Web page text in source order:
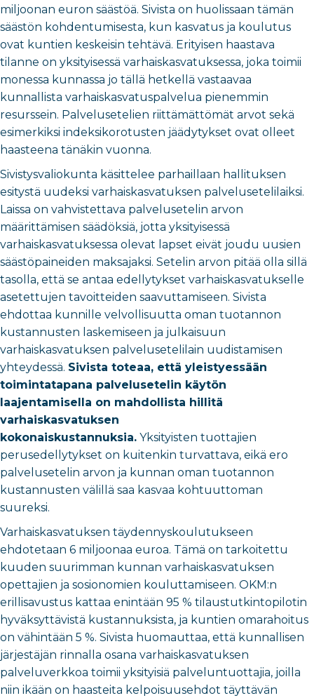
miljoonan euron säästöä. Sivista on huolissaan tämän
säästön kohdentumisesta, kun kasvatus ja koulutus
ovat kuntien keskeisin tehtävä. Erityisen haastava
tilanne on yksityisessä varhaiskasvatuksessa, joka toimii
monessa kunnassa jo tällä hetkellä vastaavaa
kunnallista varhaiskasvatuspalvelua pienemmin
resurssein. Palvelusetelien riittämättömät arvot sekä
esimerkiksi indeksikorotusten jäädytykset ovat olleet
haasteena tänäkin vuonna.
Sivistysvaliokunta käsittelee parhaillaan hallituksen
esitystä uudeksi varhaiskasvatuksen palvelusetelilaiksi.
Laissa on vahvistettava palvelusetelin arvon
määrittämisen säädöksiä, jotta yksityisessä
varhaiskasvatuksessa olevat lapset eivät joudu uusien
säästöpaineiden maksajaksi. Setelin arvon pitää olla sillä
tasolla, että se antaa edellytykset varhaiskasvatukselle
asetettujen tavoitteiden saavuttamiseen. Sivista
ehdottaa kunnille velvollisuutta oman tuotannon
kustannusten laskemiseen ja julkaisuun
varhaiskasvatuksen palvelusetelilain uudistamisen
yhteydessä. Sivista toteaa, että yleistyessään
toimintatapana palvelusetelin käytön
laajentamisella on mahdollista hillitä
varhaiskasvatuksen
kokonaiskustannuksia. Yksityisten tuottajien
perusedellytykset on kuitenkin turvattava, eikä ero
palvelusetelin arvon ja kunnan oman tuotannon
kustannusten välillä saa kasvaa kohtuuttoman
suureksi.
Varhaiskasvatuksen täydennyskoulutukseen
ehdotetaan 6 miljoonaa euroa. Tämä on tarkoitettu
kuuden suurimman kunnan varhaiskasvatuksen
opettajien ja sosionomien kouluttamiseen. OKM:n
erillisavustus kattaa enintään 95 % tilaustutkintopilotin
hyväksyttävistä kustannuksista, ja kuntien omarahoitus
on vähintään 5 %. Sivista huomauttaa, että kunnallisen
järjestäjän rinnalla osana varhaiskasvatuksen
palveluverkkoa toimii yksityisiä palveluntuottajia, joilla
niin ikään on haasteita kelpoisuusehdot täyttävän